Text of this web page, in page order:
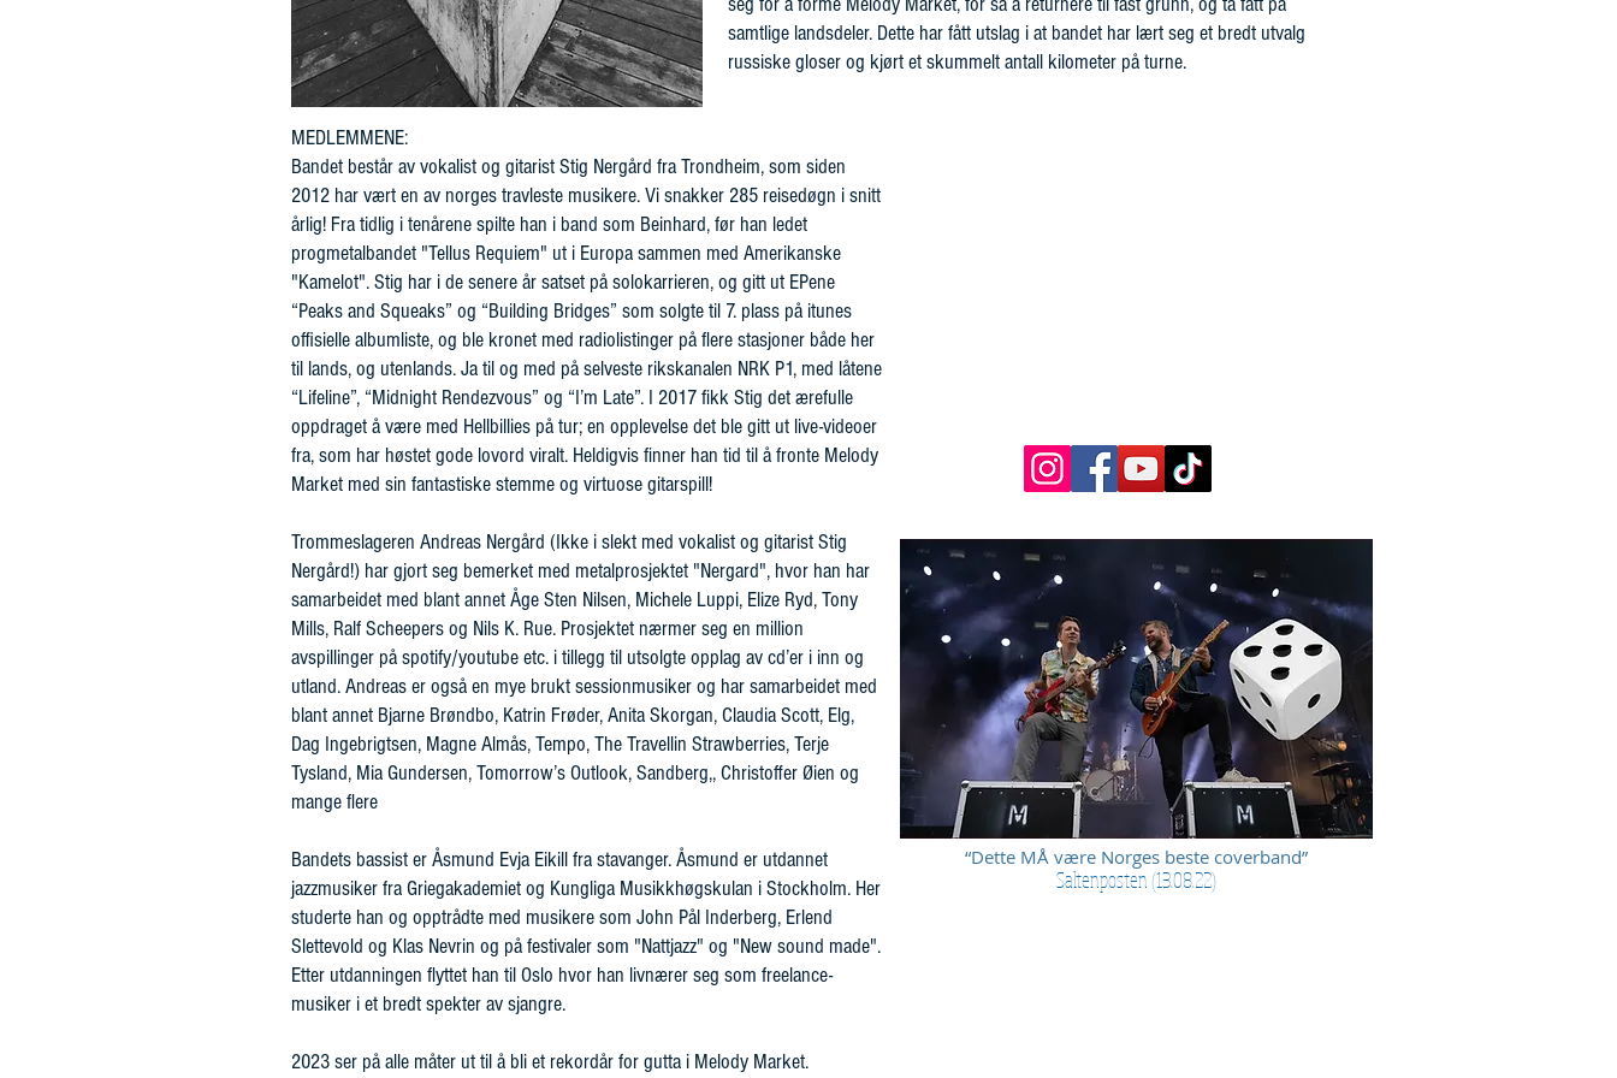
samtlige landsdeler. Dette har fått utslag i at bandet har lært seg et bredt utvalg
russiske gloser og kjørt et skummelt antall kilometer på turne.
MEDLEMMENE:
Bandet består av vokalist og gitarist Stig Nergård fra Trondheim, som siden
2012 har vært en av norges travleste musikere. Vi snakker 285 reisedøgn i snitt
årlig! Fra tidlig i tenårene spilte han i band som Beinhard, før han ledet
progmetalbandet "Tellus Requiem" ut i Europa sammen med Amerikanske
"Kamelot". Stig har i de senere år satset på solokarrieren, og gitt ut EPene
“Peaks and Squeaks” og “Building Bridges” som solgte til 7. plass på itunes
offisielle albumliste, og ble kronet med radiolistinger på flere stasjoner både her
til lands, og utenlands. Ja til og med på selveste rikskanalen NRK P1, med låtene
“Lifeline”, “Midnight Rendezvous” og “I’m Late”. I 2017 fikk Stig det ærefulle
oppdraget å være med Hellbillies på tur; en opplevelse det ble gitt ut live-videoer
fra, som har høstet gode lovord viralt. Heldigvis finner han tid til å fronte Melody
Market med sin fantastiske stemme og virtuose gitarspill!
Trommeslageren Andreas Nergård (Ikke i slekt med vokalist og gitarist Stig
Nergård!) har gjort seg bemerket med metalprosjektet "Nergard", hvor han har
samarbeidet med blant annet Åge Sten Nilsen, Michele Luppi, Elize Ryd, Tony
Mills, Ralf Scheepers og Nils K. Rue. Prosjektet nærmer seg en million
avspillinger på spotify/youtube etc. i tillegg til utsolgte opplag av cd’er i inn og
utland. Andreas er også en mye brukt sessionmusiker og har samarbeidet med
blant annet Bjarne Brøndbo, Katrin Frøder, Anita Skorgan, Claudia Scott, Elg,
Dag Ingebrigtsen, Magne Almås, Tempo, The Travellin Strawberries, Terje
Tysland, Mia Gundersen, Tomorrow’s Outlook, Sandberg,, Christoffer Øien og
mange flere
Bandets bassist er Åsmund Evja Eikill fra stavanger. Åsmund er utdannet
jazzmusiker fra Griegakademiet og Kungliga Musikkhøgskulan i Stockholm. Her
studerte han og opptrådte med musikere som John Pål Inderberg, Erlend
Slettevold og Klas Nevrin og på festivaler som "Nattjazz" og "New sound made".
Etter utdanningen flyttet han til Oslo hvor han livnærer seg som freelance-
musiker i et bredt spekter av sjangre.
2023 ser på alle måter ut til å bli et rekordår for gutta i Melody Market.
“Dette MÅ være Norges beste coverband”
Saltenposten (13.08.22)